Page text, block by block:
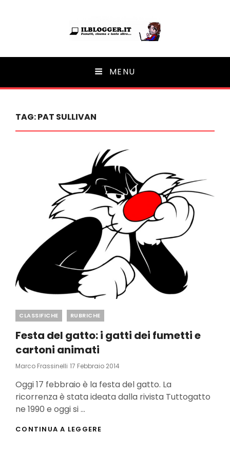
Ilblogger.it
Il portalino di blog | MENU
TAG:PAT SULLIVAN
Categories
CLASSIFICHE RUBRICHE
Festa del gatto: i gatti dei fumetti e
cartoni animati
Marco Frassinelli Posted
17 Febbraio 2014
Oggi 17 febbraio è la festa del gatto. La
ricorrenza è stata ideata dalla rivista Tuttogatto
ne 1990 e oggi si …
CONTINUA A LEGGERE